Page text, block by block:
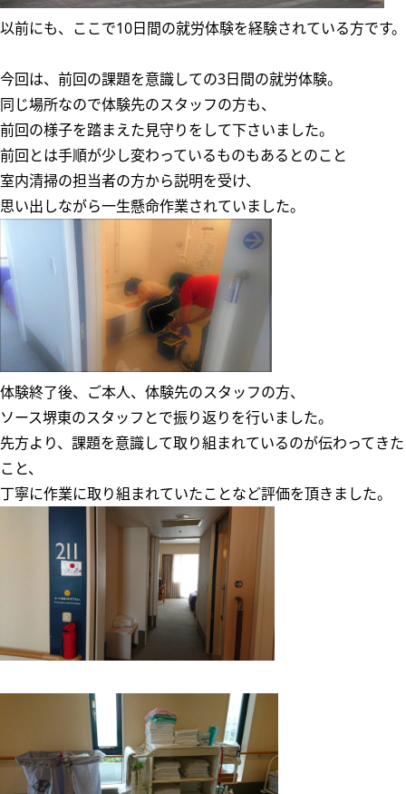
以前にも、ここで10日間の就労体験を経験されている方です。
今回は、前回の課題を意識しての3日間の就労体験。
同じ場所なので体験先のスタッフの方も、
前回の様子を踏まえた見守りをして下さいました。
前回とは手順が少し変わっているものもあるとのこと
室内清掃の担当者の方から説明を受け、
思い出しながら一生懸命作業されていました。
体験終了後、ご本人、体験先のスタッフの方、
ソース堺東のスタッフとで振り返りを行いました。
先方より、課題を意識して取り組まれているのが伝わってきた
こと、
丁寧に作業に取り組まれていたことなど評価を頂きました。